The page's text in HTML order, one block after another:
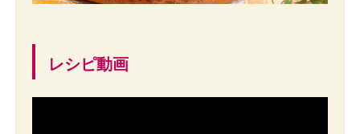
レシピ動画